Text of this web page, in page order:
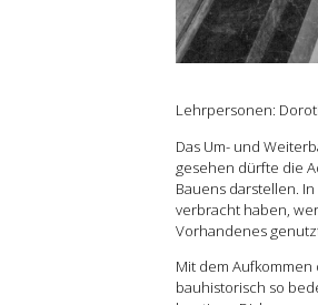
Kontakt
Lehrpersonen:
Das Um- und
gesehen dürfte die
Bauens darstellen.
verbracht haben,
Vorhandenes
Mit dem
bauhistorisch so